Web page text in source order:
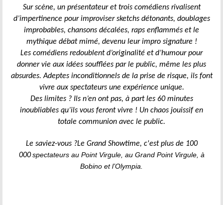
Sur scène, un présentateur et trois comédiens rivalisent
d’impertinence pour improviser sketchs détonants, doublages
improbables, chansons décalées, raps enflammés et le
mythique débat mimé, devenu leur impro signature !
Les comédiens redoublent d’originalité et d’humour pour
donner vie aux idées soufflées par le public, même les plus
absurdes. Adeptes inconditionnels de la prise de risque, ils font
vivre aux spectateurs une expérience unique.
Des limites ? Ils n’en ont pas, à part les 60 minutes
inoubliables qu’ils vous feront vivre ! Un chaos jouissif en
totale communion avec le public.
Le saviez-vous ?Le Grand Showtime, c'est plus de 100
000 spectateurs au Point Virgule, au Grand Point Virgule, à
Bobino et l’Olympia.